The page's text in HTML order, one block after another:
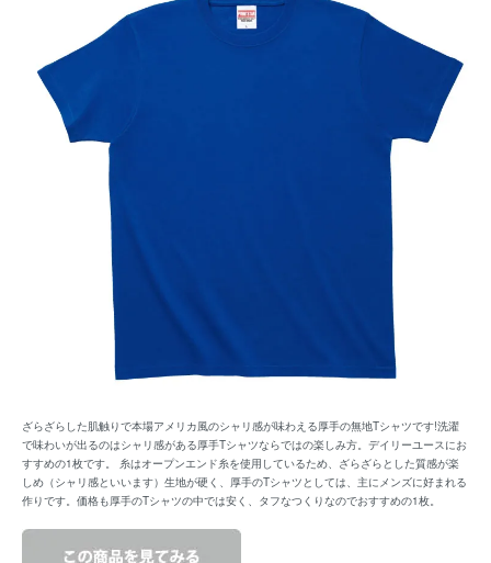
ざらざらした肌触りで本場アメリカ風のシャリ感が味わえる厚手の無地Tシャツです!洗濯
で味わいが出るのはシャリ感がある厚手Tシャツならではの楽しみ方。デイリーユースにお
すすめの1枚です。 糸はオープンエンド糸を使用しているため、ざらざらとした質感が楽
しめ（シャリ感といいます）生地が硬く、厚手のTシャツとしては、主にメンズに好まれる
作りです。価格も厚手のTシャツの中では安く、タフなつくりなのでおすすめの1枚。